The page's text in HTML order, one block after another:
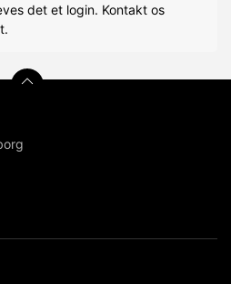
det et login. Kontakt os